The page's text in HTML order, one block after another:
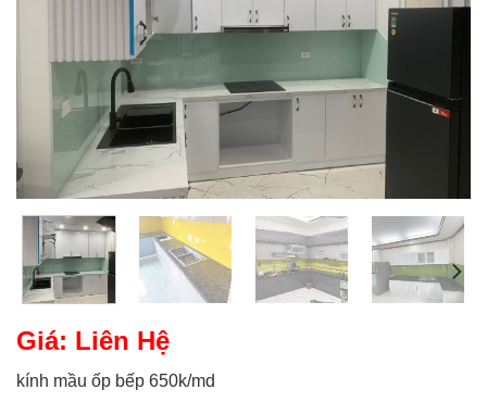
Giá: Liên Hệ
kính mầu ốp bếp 650k/md